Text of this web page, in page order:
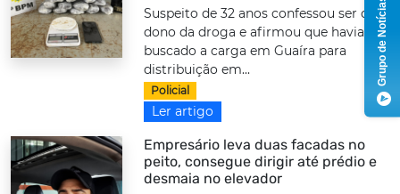
Suspeito de 32 anos confessou ser o
dono da droga e afirmou que havia
buscado a carga em Guaíra para
distribuição em...
Policial
Ler artigo
Empresário leva duas facadas no
peito, consegue dirigir até prédio e
desmaia no elevador
Grupo de Notícias